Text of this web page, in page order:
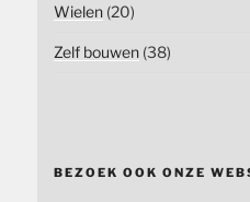
Wielen(20)
Zelf bouwen(38)
BEZOEK OOK ONZE